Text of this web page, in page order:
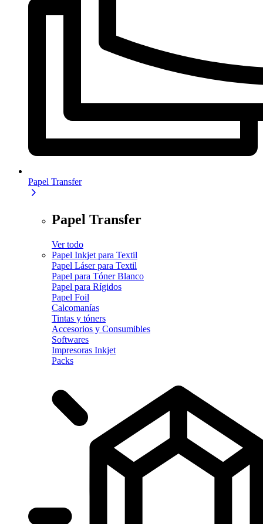
Papel Transfer
Papel Transfer
Ver todo
Papel Inkjet para Textil
Papel Láser para Textil
Papel para Tóner Blanco
Papel para Rígidos
Papel Foil
Calcomanías
Tintas y tóners
Accesorios y Consumibles
Softwares
Impresoras Inkjet
Packs